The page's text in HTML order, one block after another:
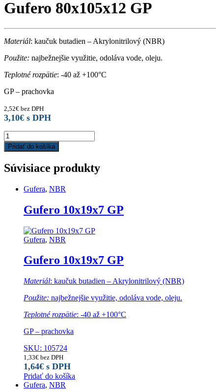
Gufero 80x105x12 GP
Materiál: kaučuk butadien – Akrylonitrilový (NBR)
Použite: najbežnejšie využitie, odoláva vode, oleju.
Teplotné rozpätie: -40 až +100°C
GP – prachovka
2,52€ bez DPH
3,10€ s DPH
Gufero
80x105x12
GP
Pridať do košíka
Súvisiace produkty
Gufera, NBR
Gufero 10x19x7 GP
Gufera, NBR
Gufero 10x19x7 GP
Materiál: kaučuk butadien – Akrylonitrilový (NBR)
Použite: najbežnejšie využitie, odoláva vode, oleju.
Teplotné rozpätie: -40 až +100°C
GP – prachovka
SKU: 105724
1,33€ bez DPH
1,64€ s DPH
Pridať do košíka
Gufera, NBR